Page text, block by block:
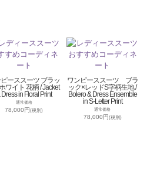
ーススーツ ブラッ
ワイト 花柄 / Jacket
Dress in Floral Print
通常価格
78,000円(税別)
ワンピーススーツ ブラ
ック×レッドS字柄生地 /
Bolero & Dress Ensemble
in S-Letter Print
通常価格
78,000円(税別)